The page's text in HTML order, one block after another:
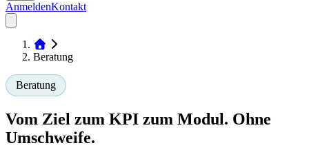
AnmeldenKontakt
Beratung
Beratung
Vom Ziel zum KPI zum Modul. Ohne
Umschweife.